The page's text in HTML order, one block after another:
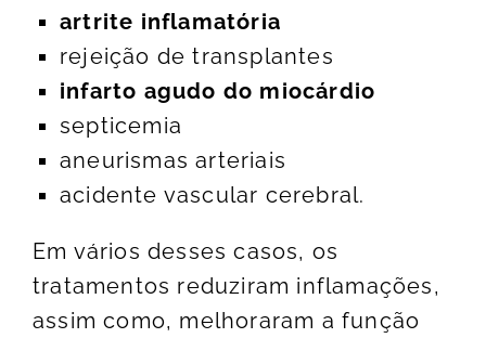
artrite inflamatória
rejeição de transplantes
infarto agudo do miocárdio
septicemia
aneurismas arteriais
acidente vascular cerebral.
Em vários desses casos, os
tratamentos reduziram inflamações,
assim como, melhoraram a função